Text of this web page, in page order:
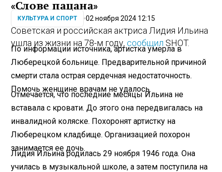
«Слове пацана»
КУЛЬТУРА И СПОРТ 02 ноября 2024 12:15
Советская и российская актриса Лидия Ильина
ушла из жизни на 78-м году, сообщил SHOT.
По информации источника, артистка умерла в
Люберецкой больнице. Предварительной причиной
смерти стала острая сердечная недостаточность.
Помочь женщине врачам не удалось.
Отмечается, что последние месяцы Ильина не
вставала с кровати. До этого она передвигалась на
инвалидной коляске. Похоронят артистку на
Люберецком кладбище. Организацией похорон
занимается ее дочь.
Лидия Ильина родилась 29 ноября 1946 года. Она
училась в музыкальной школе, а затем поступила на